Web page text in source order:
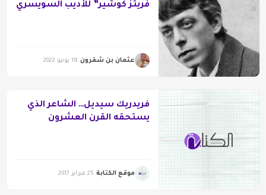
فريتز كوشير” للأديب السويسري
عثمان بن شقرون 18 يونيو 2022
فريدريك سيديل… الشاعر الذي
يستحقه القرن العشرون
موقع الكتابة 25 فبراير 2017